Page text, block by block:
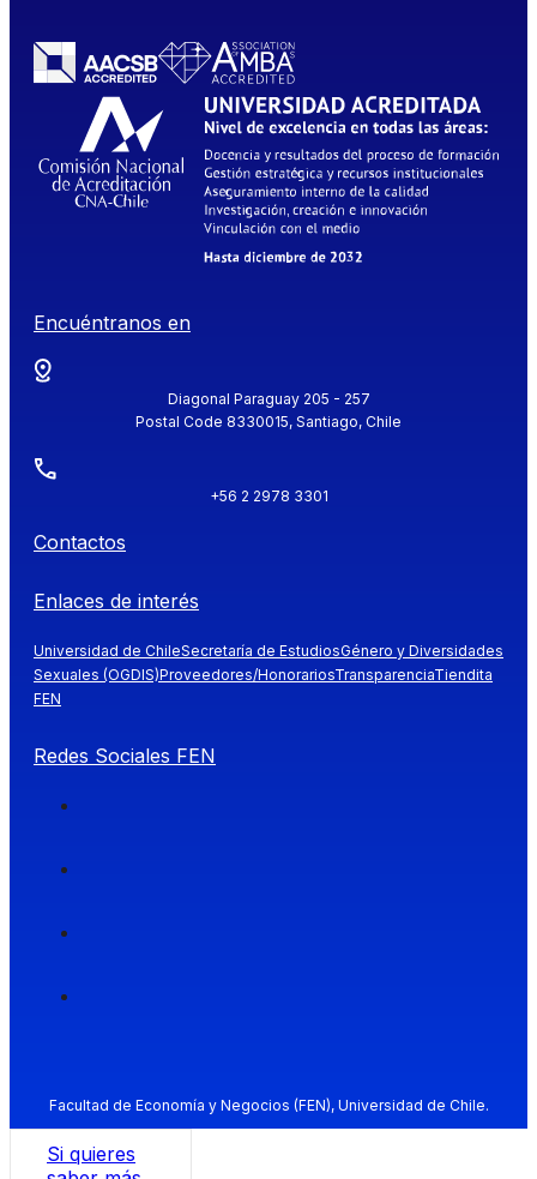
Encuéntranos en
Diagonal Paraguay 205 - 257
Postal Code 8330015, Santiago, Chile
+56 2 2978 3301
Contactos
Enlaces de interés
Universidad de ChileSecretaría de EstudiosGénero y Diversidades
Sexuales (OGDIS)Proveedores/HonorariosTransparenciaTiendita
FEN
Redes Sociales FEN
Facultad de Economía y Negocios (FEN), Universidad de Chile.
Si quieres